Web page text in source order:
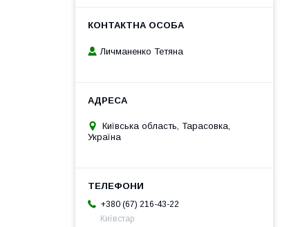
Личманенко Тетяна
Київська область, Тарасовка,
Україна
+380 (67) 216-43-22
Київстар